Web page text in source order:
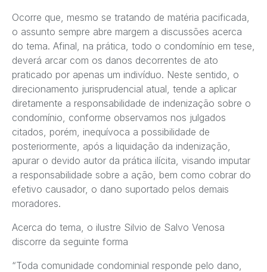
Ocorre que, mesmo se tratando de matéria pacificada,
o assunto sempre abre margem a discussões acerca
do tema. Afinal, na prática, todo o condomínio em tese,
deverá arcar com os danos decorrentes de ato
praticado por apenas um indivíduo. Neste sentido, o
direcionamento jurisprudencial atual, tende a aplicar
diretamente a responsabilidade de indenização sobre o
condomínio, conforme observamos nos julgados
citados, porém, inequívoca a possibilidade de
posteriormente, após a liquidação da indenização,
apurar o devido autor da prática ilícita, visando imputar
a responsabilidade sobre a ação, bem como cobrar do
efetivo causador, o dano suportado pelos demais
moradores.
Acerca do tema, o ilustre Silvio de Salvo Venosa
discorre da seguinte forma
“Toda comunidade condominial responde pelo dano,